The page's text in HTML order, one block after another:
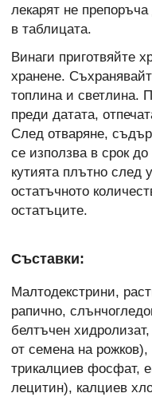
лекарят не
в таблицата.
Винаги приготвяйте
хранене.
топлина и светлина.
преди датата,
След отваряне,
се използва в срок
кутията плътно след
остатъчното
остатъците.
Съставки:
Малтодекстрини,
рапично,
белтъчен
от семена на
трикалциев фосфат,
лецитин), калциев